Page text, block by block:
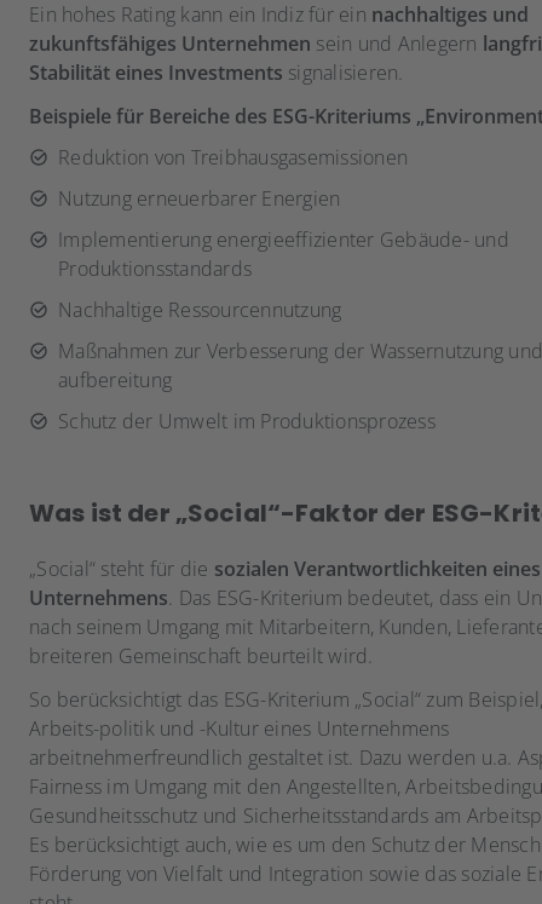
Ein hohes Rating kann ein Indiz für ein nachhaltiges und
zukunftsfähiges Unternehmen sein und Anlegern
Stabilität eines Investments signalisieren.
Beispiele für Bereiche des ESG-Kriteriums
Reduktion von Treibhausgasemissionen
Nutzung erneuerbarer Energien
Implementierung energieeffizienter Gebäude- und
Produktionsstandards
Nachhaltige Ressourcennutzung
Maßnahmen zur Verbesserung der Wassernutzung
aufbereitung
Schutz der Umwelt im Produktionsprozess
Was ist der „Social“-Faktor der ESG-
„Social“ steht für die sozialen Verantwortlichkeiten eines
Unternehmens. Das ESG-Kriterium bedeutet, dass ein
nach seinem Umgang mit Mitarbeitern, Kunden,
breiteren Gemeinschaft beurteilt wird.
So berücksichtigt das ESG-Kriterium „Social“ zum
Arbeits-politik und -Kultur eines Unternehmens
arbeitnehmerfreundlich gestaltet ist. Dazu werden u.a.
Fairness im Umgang mit den Angestellten,
Gesundheitsschutz und Sicherheitsstandards am
Es berücksichtigt auch, wie es um den Schutz der
Förderung von Vielfalt und Integration sowie das soziale